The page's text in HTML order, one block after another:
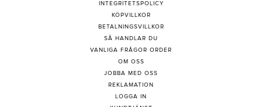
INTEGRITETSPOLICY
KÖPVILLKOR
BETALNINGSVILLKOR
SÅ HANDLAR DU
VANLIGA FRÅGOR ORDER
OM OSS
JOBBA MED OSS
REKLAMATION
LOGGA IN